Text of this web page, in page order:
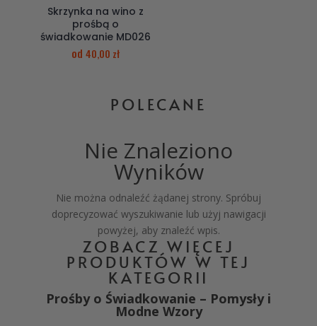
Skrzynka na wino z
prośbą o
świadkowanie MD026
od40,00 zł
POLECANE
Nie Znaleziono
Wyników
Nie można odnaleźć żądanej strony. Spróbuj
doprecyzować wyszukiwanie lub użyj nawigacji
powyżej, aby znaleźć wpis.
ZOBACZ WIĘCEJ
PRODUKTÓW W TEJ
KATEGORII
Prośby o Świadkowanie – Pomysły i
Modne Wzory